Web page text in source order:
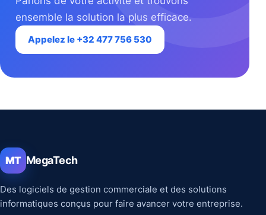
ensemble la solution la plus efficace.
Appelez le +32 477 756 530
MT MegaTech
Des logiciels de gestion commerciale et des solutions
informatiques conçus pour faire avancer votre entreprise.